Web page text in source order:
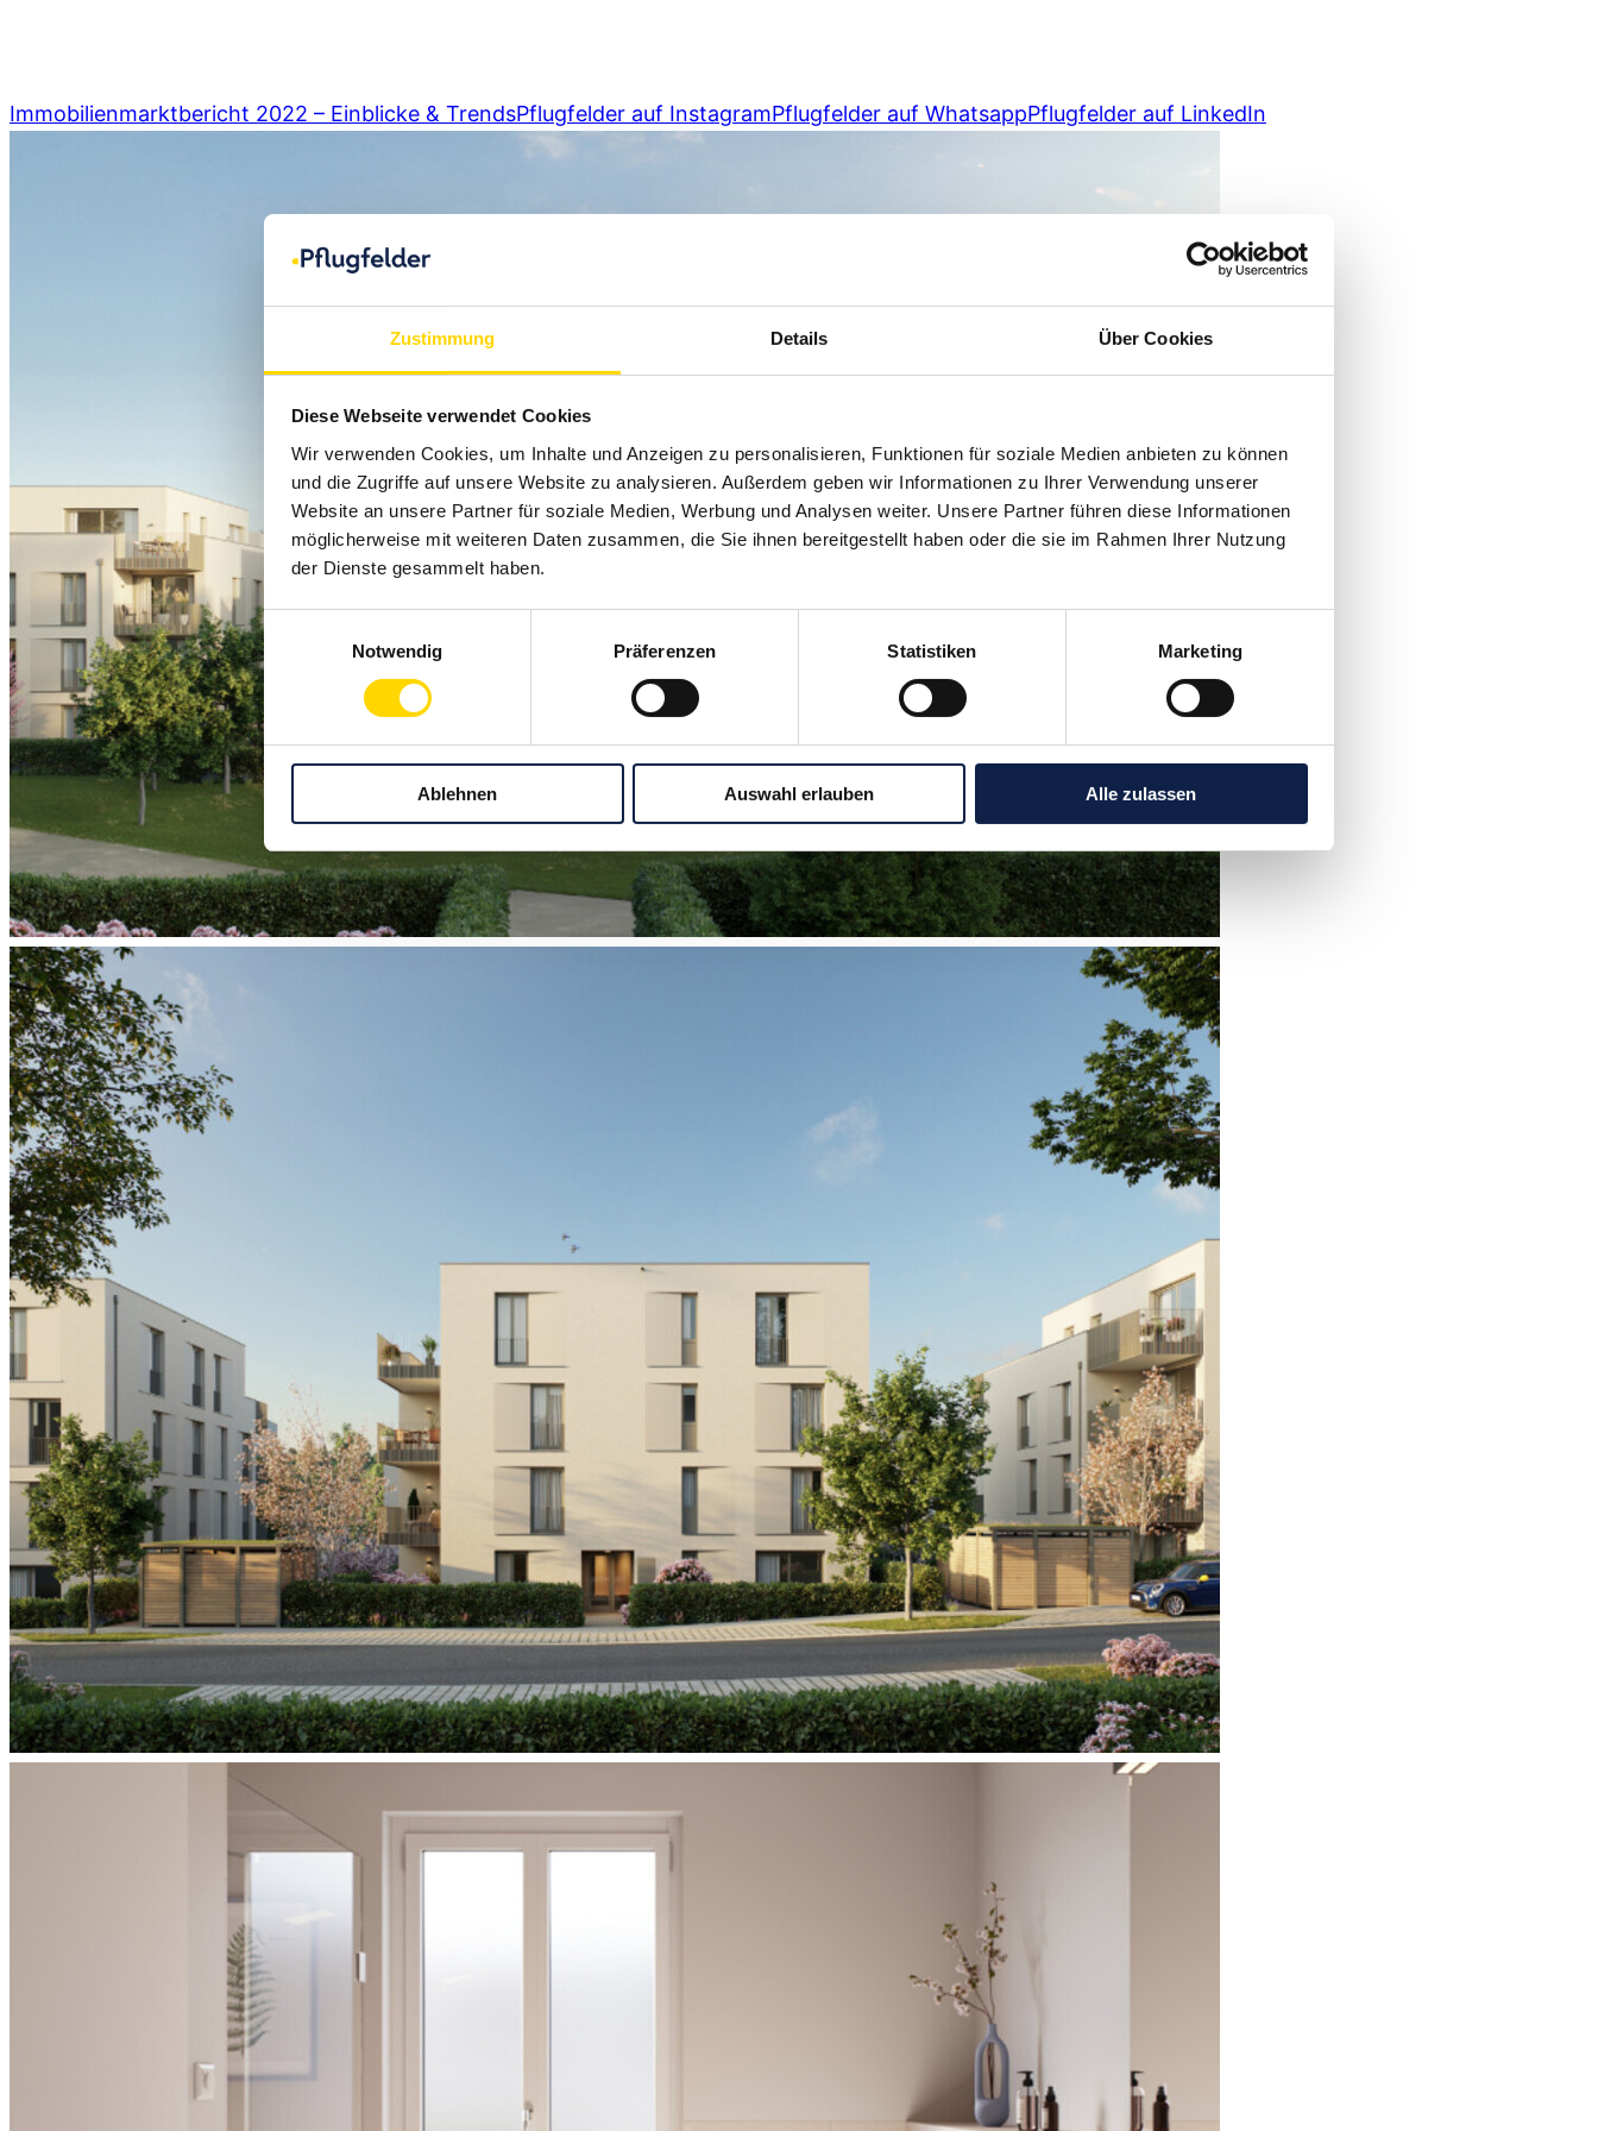
Zustimmung Details Über Cookies
Diese Webseite verwendet Cookies
Wir verwenden Cookies, um Inhalte und Anzeigen zu personalisieren, Funktionen für soziale Medien anbieten zu können
und die Zugriffe auf unsere Website zu analysieren. Außerdem geben wir Informationen zu Ihrer Verwendung unserer
Website an unsere Partner für soziale Medien, Werbung und Analysen weiter. Unsere Partner führen diese Informationen
möglicherweise mit weiteren Daten zusammen, die Sie ihnen bereitgestellt haben oder die sie im Rahmen Ihrer Nutzung
der Dienste gesammelt haben.
Einwilligungsauswahl
Notwendig
Präferenzen Statistiken Marketing
Ablehnen Auswahl erlauben Alle zulassen
Immobilienmarktbericht 2022 – Einblicke & TrendsPflugfelder auf InstagramPflugfelder auf WhatsappPflugfelder auf LinkedIn